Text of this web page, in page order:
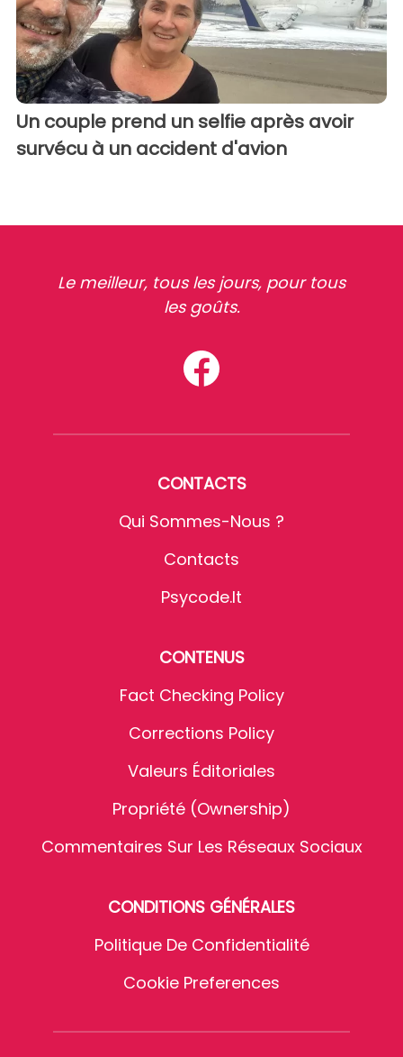
Un couple prend un selfie après avoir
survécu à un accident d'avion
Le meilleur, tous les jours, pour tous
les goûts.
CONTACTS
Qui Sommes-Nous ?
Contacts
Psycode.it
CONTENUS
Fact Checking Policy
Corrections Policy
Valeurs Éditoriales
Propriété (Ownership)
Commentaires Sur Les Réseaux Sociaux
CONDITIONS GÉNÉRALES
Politique De Confidentialité
Cookie Preferences